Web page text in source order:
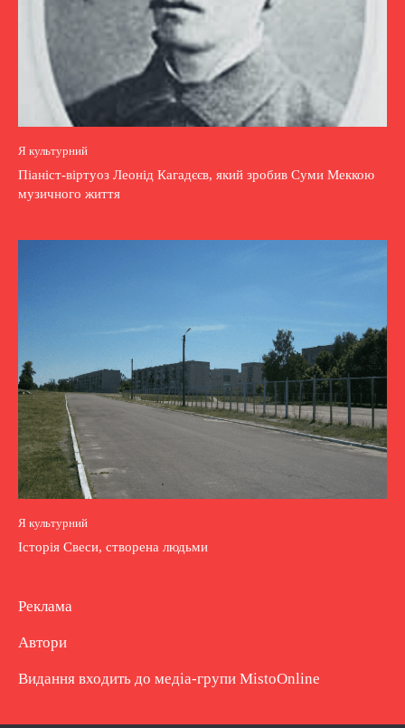
Я культурний
Піаніст-віртуоз Леонід Кагадєєв, який зробив Суми Меккою
музичного життя
Я культурний
Історія Свеси, створена людьми
Реклама
Автори
Видання входить до медіа-групи MistoOnline